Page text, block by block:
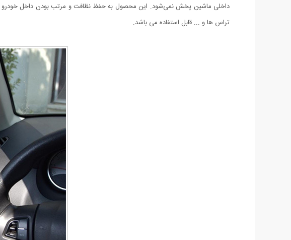
داخلی ماشین پخش نمی‌شود. این محصول به حفظ نظافت و مرتب بودن داخل خودرو
تراس ها و ... قابل استفاده می باشد.